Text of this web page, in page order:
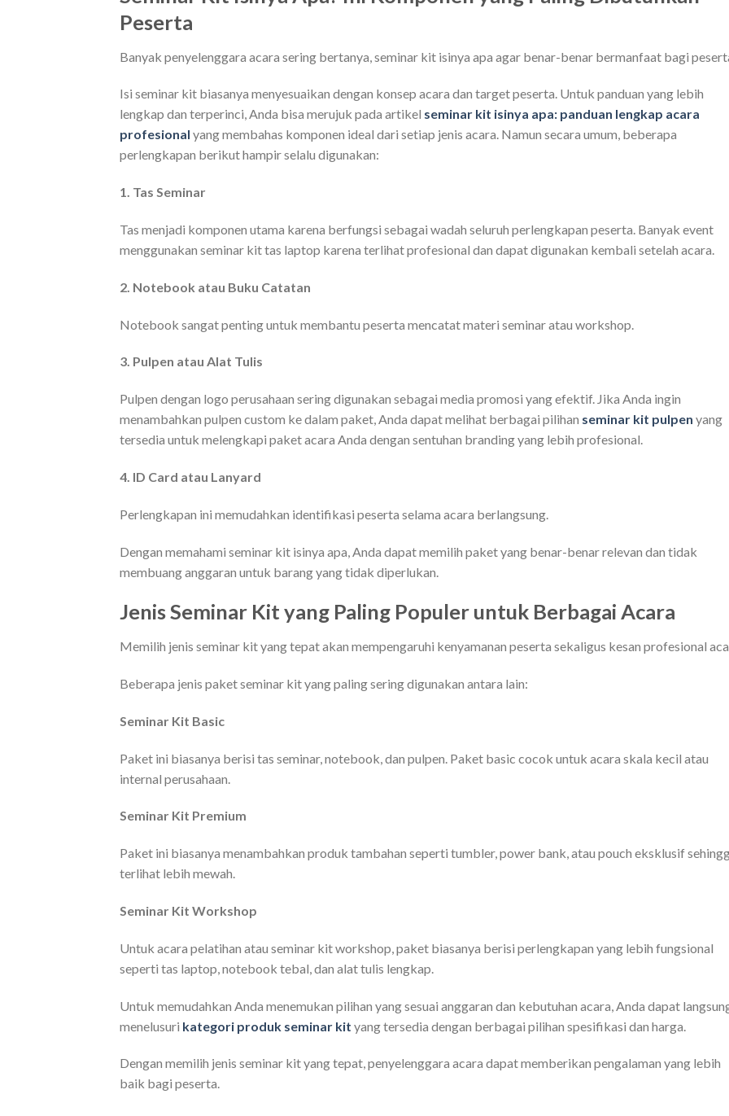
Peserta
Banyak penyelenggara acara sering bertanya, seminar kit isinya apa agar benar-benar bermanfaat bagi
Isi seminar kit biasanya menyesuaikan dengan konsep acara dan target peserta. Untuk panduan yang lebih
lengkap dan terperinci, Anda bisa merujuk pada artikel seminar kit isinya apa: panduan lengkap acara
profesional yang membahas komponen ideal dari setiap jenis acara. Namun secara umum, beberapa
perlengkapan berikut hampir selalu digunakan:
1. Tas Seminar
Tas menjadi komponen utama karena berfungsi sebagai wadah seluruh perlengkapan peserta. Banyak event
menggunakan seminar kit tas laptop karena terlihat profesional dan dapat digunakan kembali setelah acara.
2. Notebook atau Buku Catatan
Notebook sangat penting untuk membantu peserta mencatat materi seminar atau workshop.
3. Pulpen atau Alat Tulis
Pulpen dengan logo perusahaan sering digunakan sebagai media promosi yang efektif. Jika Anda ingin
menambahkan pulpen custom ke dalam paket, Anda dapat melihat berbagai pilihan seminar kit pulpen yang
tersedia untuk melengkapi paket acara Anda dengan sentuhan branding yang lebih profesional.
4. ID Card atau Lanyard
Perlengkapan ini memudahkan identifikasi peserta selama acara berlangsung.
Dengan memahami seminar kit isinya apa, Anda dapat memilih paket yang benar-benar relevan dan tidak
membuang anggaran untuk barang yang tidak diperlukan.
Jenis Seminar Kit yang Paling Populer untuk Berbagai Acara
Memilih jenis seminar kit yang tepat akan mempengaruhi kenyamanan peserta sekaligus kesan profesional
Beberapa jenis paket seminar kit yang paling sering digunakan antara lain:
Seminar Kit Basic
Paket ini biasanya berisi tas seminar, notebook, dan pulpen. Paket basic cocok untuk acara skala kecil atau
internal perusahaan.
Seminar Kit Premium
Paket ini biasanya menambahkan produk tambahan seperti tumbler, power bank, atau pouch eksklusif
terlihat lebih mewah.
Seminar Kit Workshop
Untuk acara pelatihan atau seminar kit workshop, paket biasanya berisi perlengkapan yang lebih fungsional
seperti tas laptop, notebook tebal, dan alat tulis lengkap.
Untuk memudahkan Anda menemukan pilihan yang sesuai anggaran dan kebutuhan acara, Anda dapat
menelusuri kategori produk seminar kit yang tersedia dengan berbagai pilihan spesifikasi dan harga.
Dengan memilih jenis seminar kit yang tepat, penyelenggara acara dapat memberikan pengalaman yang lebih
baik bagi peserta.